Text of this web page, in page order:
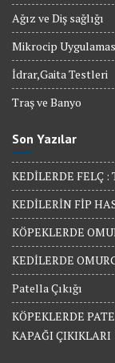
Ağız ve Diş sağlığı
Mikrocip
İdrar,Gaita Testleri
Traş ve Banyo
Son Yazılar
KEDİLERDE FELÇ
KEDİLERİN FİP
KÖPEKLERDE
KEDİLERDE
Patella Çıkığı
KÖPEKLERDE
KAPAĞI ÇIKIKLARI